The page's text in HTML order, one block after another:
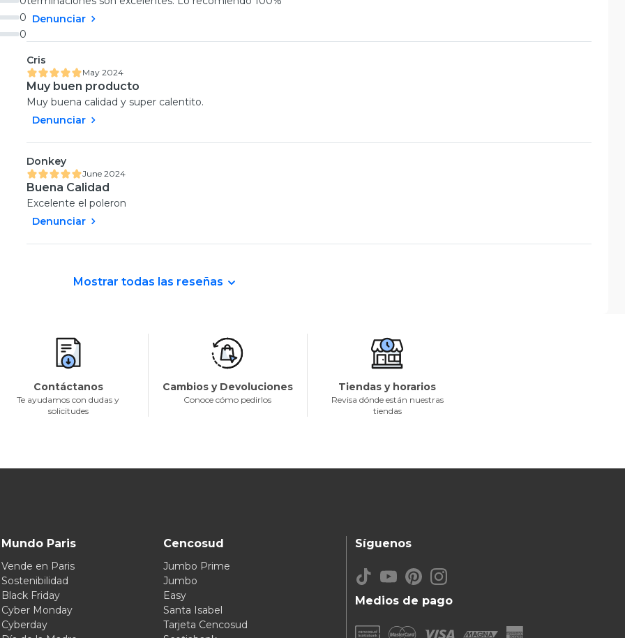
0
0
Denunciar
Cris
May 2024
Muy buen producto
Muy buena calidad y super calentito.
Denunciar
Donkey
June 2024
Buena Calidad
Excelente el poleron
Denunciar
Mostrar todas las reseñas
Contáctanos
Te ayudamos con dudas y
solicitudes
Cambios y Devoluciones
Conoce cómo pedirlos
Tiendas y horarios
Revisa dónde están nuestras
tiendas
Mundo Paris
Vende en Paris
Sostenibilidad
Black Friday
Cyber Monday
Cyberday
Cencosud
Jumbo Prime
Jumbo
Easy
Santa Isabel
Tarjeta Cencosud
Medios de pago
Síguenos